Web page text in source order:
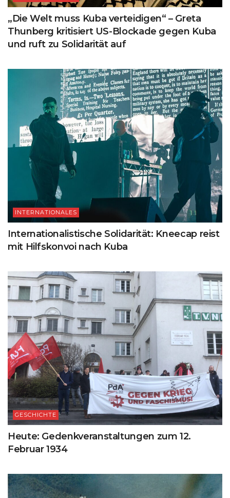
„Die Welt muss Kuba verteidigen“ – Greta
Thunberg kritisiert US-Blockade gegen Kuba
und ruft zu Solidarität auf
INTERNATIONALES
Internationalistische Solidarität: Kneecap reist
mit Hilfskonvoi nach Kuba
GESCHICHTE
Heute: Gedenkveranstaltungen zum 12.
Februar 1934